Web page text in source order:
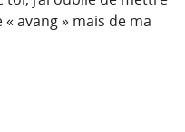
avang » mais de ma